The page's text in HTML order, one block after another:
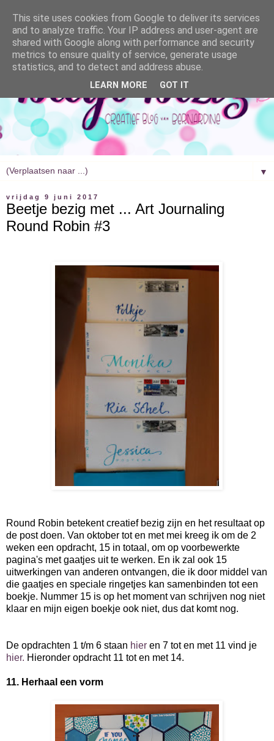
▼
vrijdag 9 juni 2017
Beetje bezig met ... Art Journaling
Round Robin #3
Round Robin betekent creatief bezig zijn en het resultaat op
de post doen. Van oktober tot en met mei kreeg ik om de 2
weken een opdracht, 15 in totaal, om op voorbewerkte
pagina's met gaatjes uit te werken. En ik zal ook 15
uitwerkingen van anderen ontvangen, die ik door middel van
die gaatjes en speciale ringetjes kan samenbinden tot een
boekje. Nummer 15 is op het moment van schrijven nog niet
klaar en mijn eigen boekje ook niet, dus dat komt nog.
De opdrachten 1 t/m 6 staan hier en 7 tot en met 11 vind je
hier. Hieronder opdracht 11 tot en met 14.
11. Herhaal een vorm
This site uses cookies from Google to deliver its services
and to analyze traffic. Your IP address and user-agent are
shared with Google along with performance and security
metrics to ensure quality of service, generate usage
statistics, and to detect and address abuse.
LEARN MORE GOT IT